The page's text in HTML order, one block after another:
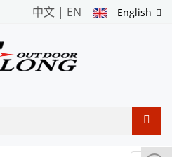
English
中文 | EN